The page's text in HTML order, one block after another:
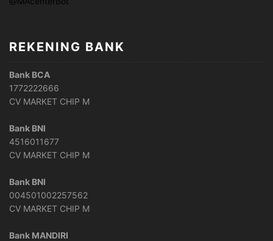
REKENING BANK
Bank BCA
1772222666
CV MARKET CHIP M
Bank BNI
4516011677
CV MARKET CHIP M
Bank BNI
004501002257562
CV MARKET CHIP M
Bank MANDIRI